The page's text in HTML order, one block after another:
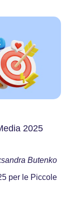
2025
Butenko
per le Piccole